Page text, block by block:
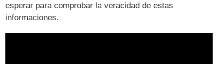
esperar para comprobar la veracidad de estas
informaciones.